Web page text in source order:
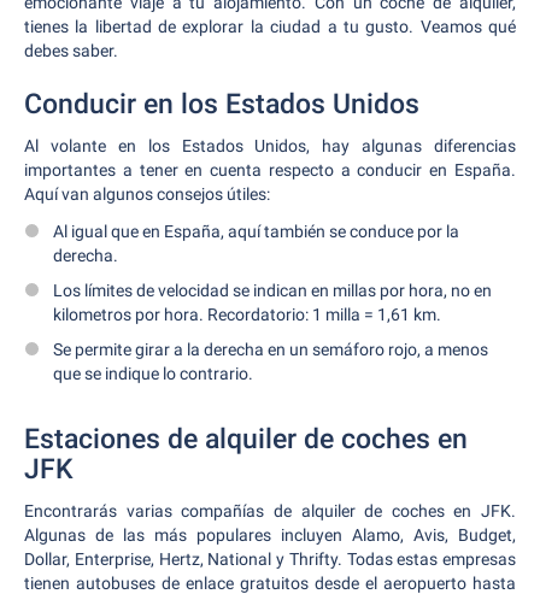
tienes la libertad de explorar la ciudad a tu gusto. Veamos qué
debes saber.
Conducir en los Estados Unidos
Al volante en los Estados Unidos, hay algunas diferencias
importantes a tener en cuenta respecto a conducir en España.
Aquí van algunos consejos útiles:
Al igual que en España, aquí también se conduce por la
derecha.
Los límites de velocidad se indican en millas por hora, no en
kilometros por hora. Recordatorio: 1 milla = 1,61 km.
Se permite girar a la derecha en un semáforo rojo, a menos
que se indique lo contrario.
Estaciones de alquiler de coches en
JFK
Encontrarás varias compañías de alquiler de coches en JFK.
Algunas de las más populares incluyen Alamo, Avis, Budget,
Dollar, Enterprise, Hertz, National y Thrifty. Todas estas empresas
tienen autobuses de enlace gratuitos desde el aeropuerto hasta